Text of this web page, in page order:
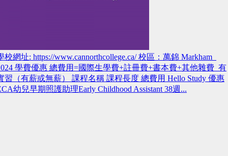
校網址: https://www.cannorthcollege.ca/ 校區：萬錦 Markham
學費優惠 總費用=國際生學費+註冊費+書本費+其他雜費 有
習（有薪或無薪） 課程名稱 課程長度 總費用 Hello Study 優惠
幼兒早期照護助理Early Childhood Assistant 38週...